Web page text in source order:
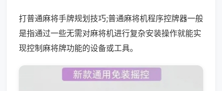
打普通麻将手牌规划技巧;普通麻将机程序控牌器一般
是指通过一些无需对麻将机进行复杂安装操作就能实
现控制麻将牌功能的设备或工具。